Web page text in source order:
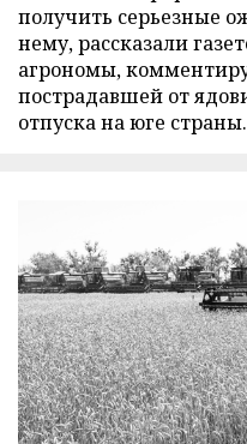
получить серьезные
нему, рассказали
агрономы,
пострадавшей от
отпуска на юге страны.